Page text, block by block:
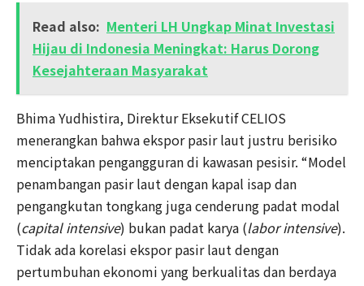
Read also: Menteri LH Ungkap Minat Investasi
Hijau di Indonesia Meningkat: Harus Dorong
Kesejahteraan Masyarakat
Bhima Yudhistira, Direktur Eksekutif CELIOS
menerangkan bahwa ekspor pasir laut justru berisiko
menciptakan pengangguran di kawasan pesisir. “Model
penambangan pasir laut dengan kapal isap dan
pengangkutan tongkang juga cenderung padat modal
(capital intensive) bukan padat karya (labor intensive).
Tidak ada korelasi ekspor pasir laut dengan
pertumbuhan ekonomi yang berkualitas dan berdaya